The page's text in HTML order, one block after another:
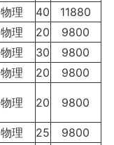
物理 40
11880
物理 20
9800
物理 30
9800
物理 20 9800
物理 20 9800
物理 25 9800